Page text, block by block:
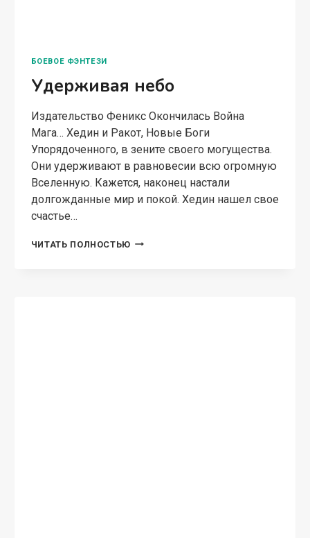
БОЕВОЕ ФЭНТЕЗИ
Удерживая небо
Издательство Феникс Окончилась Война
Мага… Хедин и Ракот, Новые Боги
Упорядоченного, в зените своего могущества.
Они удерживают в равновесии всю огромную
Вселенную. Кажется, наконец настали
долгожданные мир и покой. Хедин нашел свое
счастье…
ЧИТАТЬ ПОЛНОСТЬЮ УДЕРЖИВАЯ